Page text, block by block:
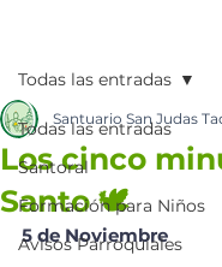
Todas las entradas
Santoral
Formación para Niños
Avisos Parroquiales
Todas las entradas
Los cinco
Santo 🕊️
Santuario San Judas
5 de Noviembre